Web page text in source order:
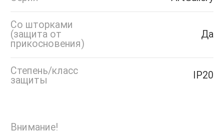
Со шторками
(защита от
прикосновения)
Да
Степень/класс
защиты
IP20
Внимание!